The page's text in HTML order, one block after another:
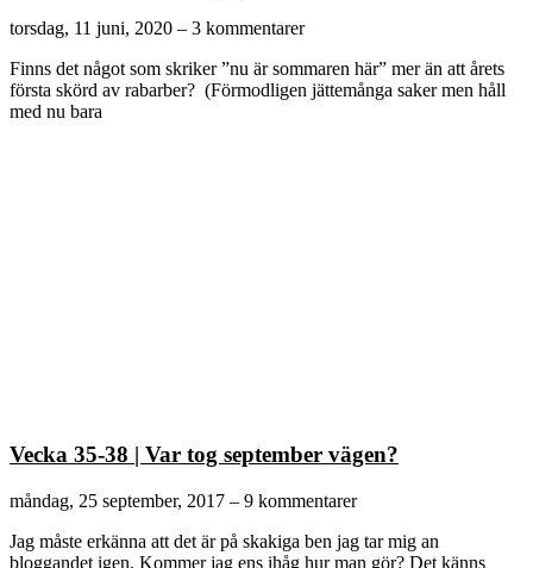
torsdag, 11 juni, 2020
3 kommentarer
Finns det något som skriker ”nu är sommaren här” mer än att årets
första skörd av rabarber? (Förmodligen jättemånga saker men håll
med nu bara
Vecka 35-38 | Var tog september vägen?
måndag, 25 september, 2017
9 kommentarer
Jag måste erkänna att det är på skakiga ben jag tar mig an
bloggandet igen. Kommer jag ens ihåg hur man gör? Det känns